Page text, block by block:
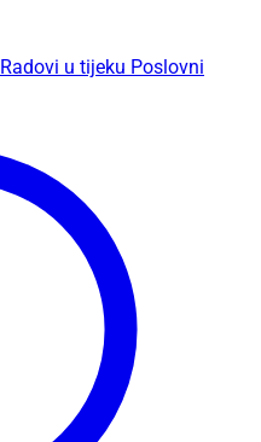
Radovi u tijeku Poslovni